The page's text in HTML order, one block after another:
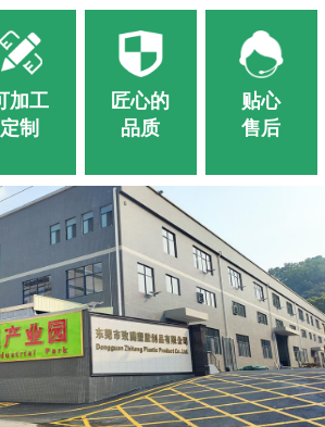
加工
定制
匠心的
品质
贴心
售后